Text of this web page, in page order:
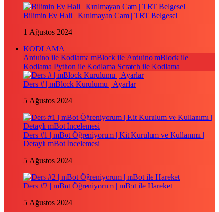
Bilimin Ev Hali | Kırılmayan Cam | TRT Belgesel
1 Ağustos 2024
KODLAMA
Arduino ile Kodlama mBlock ile Arduino mBlock ile
Kodlama Python ile Kodlama Scratch ile Kodlama
Ders # | mBlock Kurulumu | Ayarlar
5 Ağustos 2024
Ders #1 | mBot Öğreniyorum | Kit Kurulum ve Kullanımı |
Detaylı mBot İncelemesi
5 Ağustos 2024
Ders #2 | mBot Öğreniyorum | mBot ile Hareket
5 Ağustos 2024